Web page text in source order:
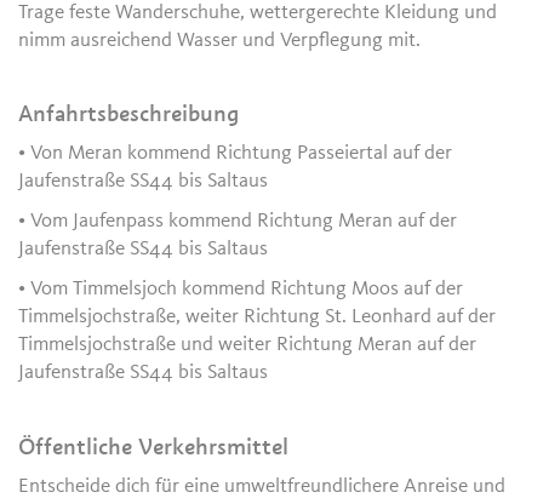
Trage feste Wanderschuhe, wettergerechte Kleidung und
nimm ausreichend Wasser und Verpflegung mit.
Anfahrtsbeschreibung
• Von Meran kommend Richtung Passeiertal auf der
Jaufenstraße SS44 bis Saltaus
• Vom Jaufenpass kommend Richtung Meran auf der
Jaufenstraße SS44 bis Saltaus
• Vom Timmelsjoch kommend Richtung Moos auf der
Timmelsjochstraße, weiter Richtung St. Leonhard auf der
Timmelsjochstraße und weiter Richtung Meran auf der
Jaufenstraße SS44 bis Saltaus
Öffentliche Verkehrsmittel
Entscheide dich für eine umweltfreundlichere Anreise und